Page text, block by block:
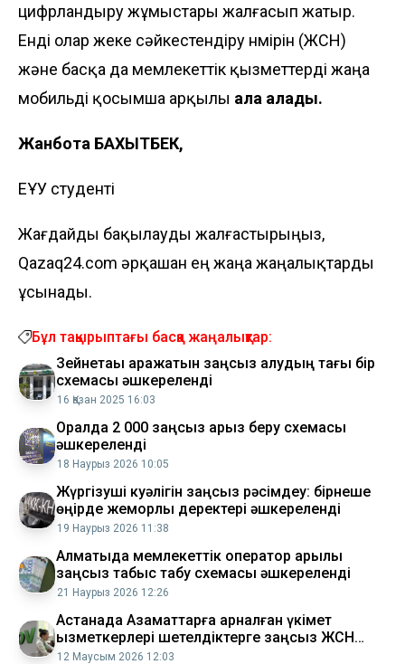
цифрландыру жұмыстары жалғасып жатыр.
Енді олар жеке сәйкестендіру нөмірін (ЖСН)
және басқа да мемлекеттік қызметтерді жаңа
мобильді қосымша арқылы ала алады.
Жанбота БАХЫТБЕК,
ЕҰУ студенті
Жағдайды бақылауды жалғастырыңыз,
Qazaq24.com әрқашан ең жаңа жаңалықтарды
ұсынады.
Бұл тақырыптағы басқа жаңалықтар:
Зейнетақы қаражатын заңсыз алудың тағы бір
схемасы әшкереленді
16 Қазан 2025 16:03
Оралда 2 000 заңсыз қарыз беру схемасы
әшкереленді
18 Наурыз 2026 10:05
Жүргізуші куәлігін заңсыз рәсімдеу: бірнеше
өңірде жемқорлық деректері әшкереленді
19 Наурыз 2026 11:38
Алматыда мемлекеттік оператор арқылы
заңсыз табыс табу схемасы әшкереленді
21 Наурыз 2026 12:26
Астанада Азаматтарға арналған үкімет
қызметкерлері шетелдіктерге заңсыз ЖСН
рәсімдеген
12 Маусым 2026 12:03